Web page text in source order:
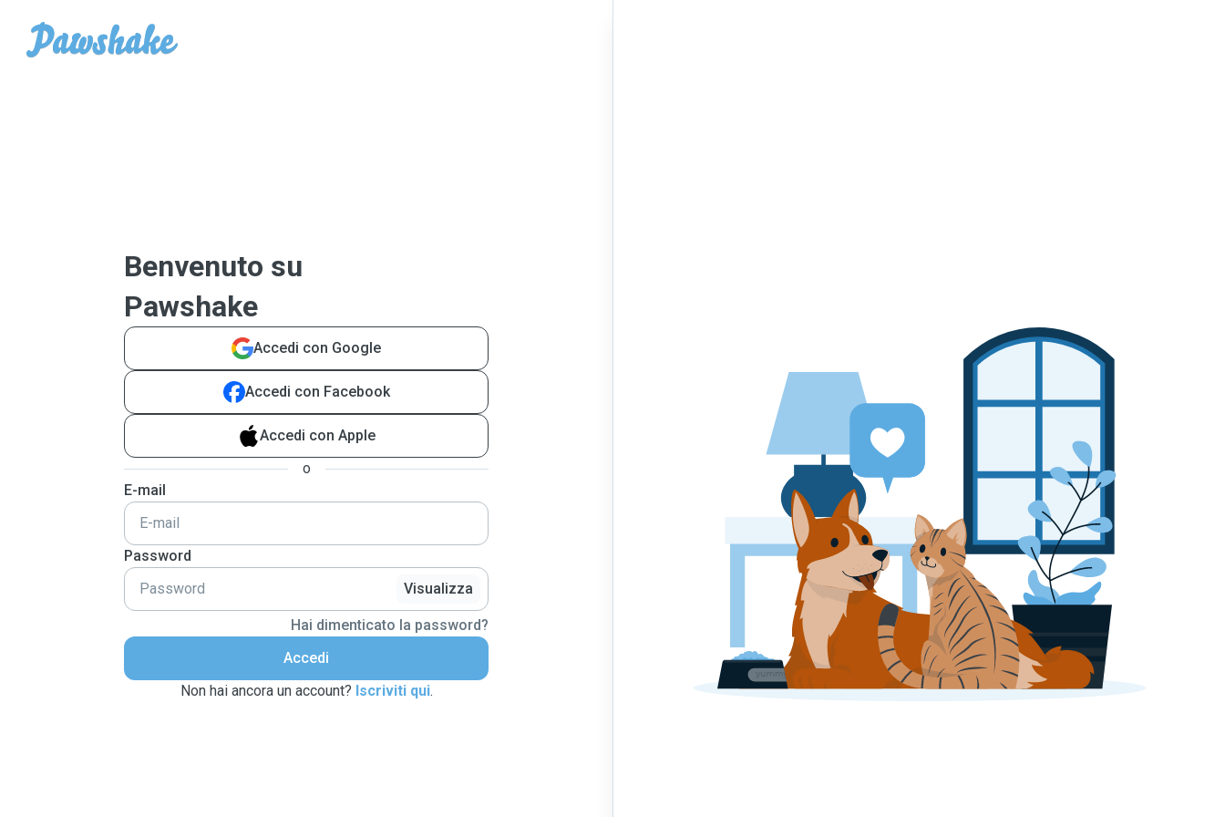
Benvenuto su
Pawshake
Accedi con Google
Accedi con Facebook
Accedi con Apple
o
E-mail
Password
Visualizza
Hai dimenticato la password?
Accedi
Non hai ancora un account? Iscriviti qui.